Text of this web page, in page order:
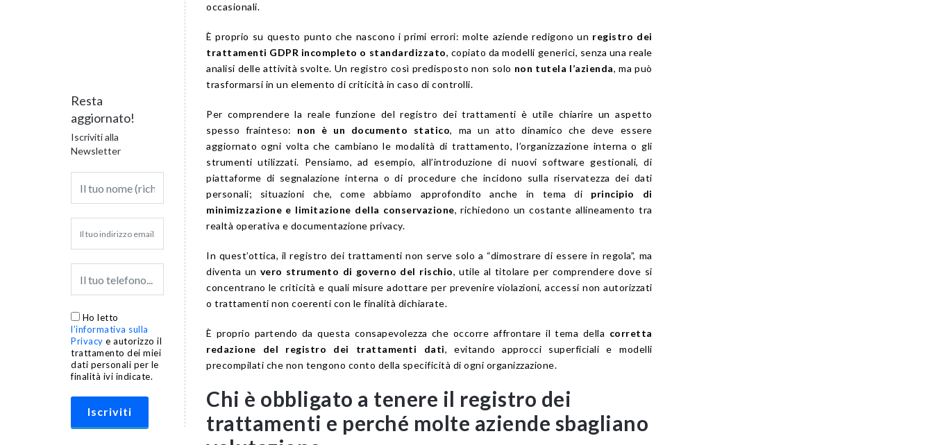
Resta
aggiornato!
Iscriviti alla
Newsletter
Ho letto
l’informativa sulla
Privacy e autorizzo il
trattamento dei miei
dati personali per le
finalità ivi indicate.
occasionali.
È proprio su questo punto che nascono i primi errori: molte aziende redigono un registro dei
trattamenti GDPR incompleto o standardizzato, copiato da modelli generici, senza una reale
analisi delle attività svolte. Un registro così predisposto non solo non tutela l’azienda, ma può
trasformarsi in un elemento di criticità in caso di controlli.
Per comprendere la reale funzione del registro dei trattamenti è utile chiarire un aspetto
spesso frainteso: non è un documento statico, ma un atto dinamico che deve essere
aggiornato ogni volta che cambiano le modalità di trattamento, l’organizzazione interna o gli
strumenti utilizzati. Pensiamo, ad esempio, all’introduzione di nuovi software gestionali, di
piattaforme di segnalazione interna o di procedure che incidono sulla riservatezza dei dati
personali; situazioni che, come abbiamo approfondito anche in tema di principio di
minimizzazione e limitazione della conservazione, richiedono un costante allineamento tra
realtà operativa e documentazione privacy.
In quest’ottica, il registro dei trattamenti non serve solo a “dimostrare di essere in regola”, ma
diventa un vero strumento di governo del rischio, utile al titolare per comprendere dove si
concentrano le criticità e quali misure adottare per prevenire violazioni, accessi non autorizzati
o trattamenti non coerenti con le finalità dichiarate.
È proprio partendo da questa consapevolezza che occorre affrontare il tema della corretta
redazione del registro dei trattamenti dati, evitando approcci superficiali e modelli
precompilati che non tengono conto della specificità di ogni organizzazione.
Chi è obbligato a tenere il registro dei
trattamenti e perché molte aziende sbagliano